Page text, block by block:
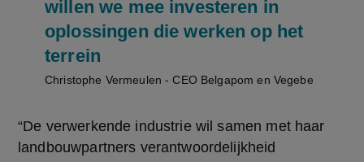
willen we mee investeren in
oplossingen die werken op het
terrein
Christophe Vermeulen - CEO Belgapom en Vegebe
“De verwerkende industrie wil samen met haar
landbouwpartners verantwoordelijkheid